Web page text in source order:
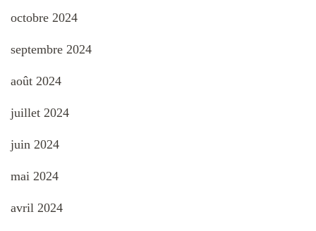
octobre 2024
septembre 2024
août 2024
juillet 2024
juin 2024
mai 2024
avril 2024